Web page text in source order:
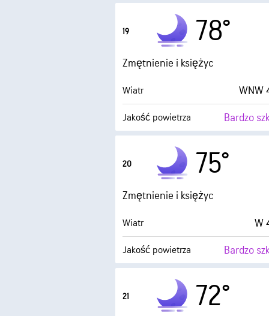
Punkt rosy
AccuLumen Brightness Index™
19 78°
Zmętnienie i księżyc
Wiatr WNW
Jakość powietrza Bardzo
AccuLumen Brightness Index™
20 75°
Zmętnienie i księżyc
Wiatr W
Jakość powietrza Bardzo
AccuLumen Brightness Index™
21 72°